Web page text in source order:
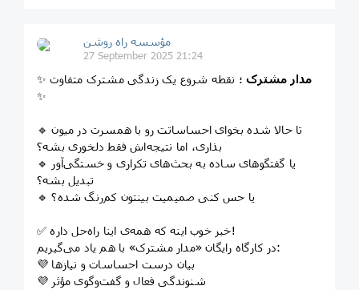
مؤسسه راه روشن
27 September 2025 21:24
✨ مدار مشترک؛ نقطه شروع یک زندگی مشترک متفاوت
✨
🔹 تا حالا شده بخوای احساساتت رو با همسرت در میون
بذاری، اما نتیجه‌اش فقط دلخوری بشه؟
🔹 یا گفتگوهای ساده به بحث‌های تکراری و خستگی‌آور
تبدیل بشه؟
🔹 یا حس کنی صمیمیت بینتون کم‌رنگ شده؟
✅ خبر خوب اینه که همه‌ی اینا راه‌حل داره!
در کارگاه رایگان «مدار مشترک» با هم یاد می‌گیریم:
💜 بیان درست احساسات و نیازها
💜 شنوندگی فعال و گفت‌وگوی مؤثر